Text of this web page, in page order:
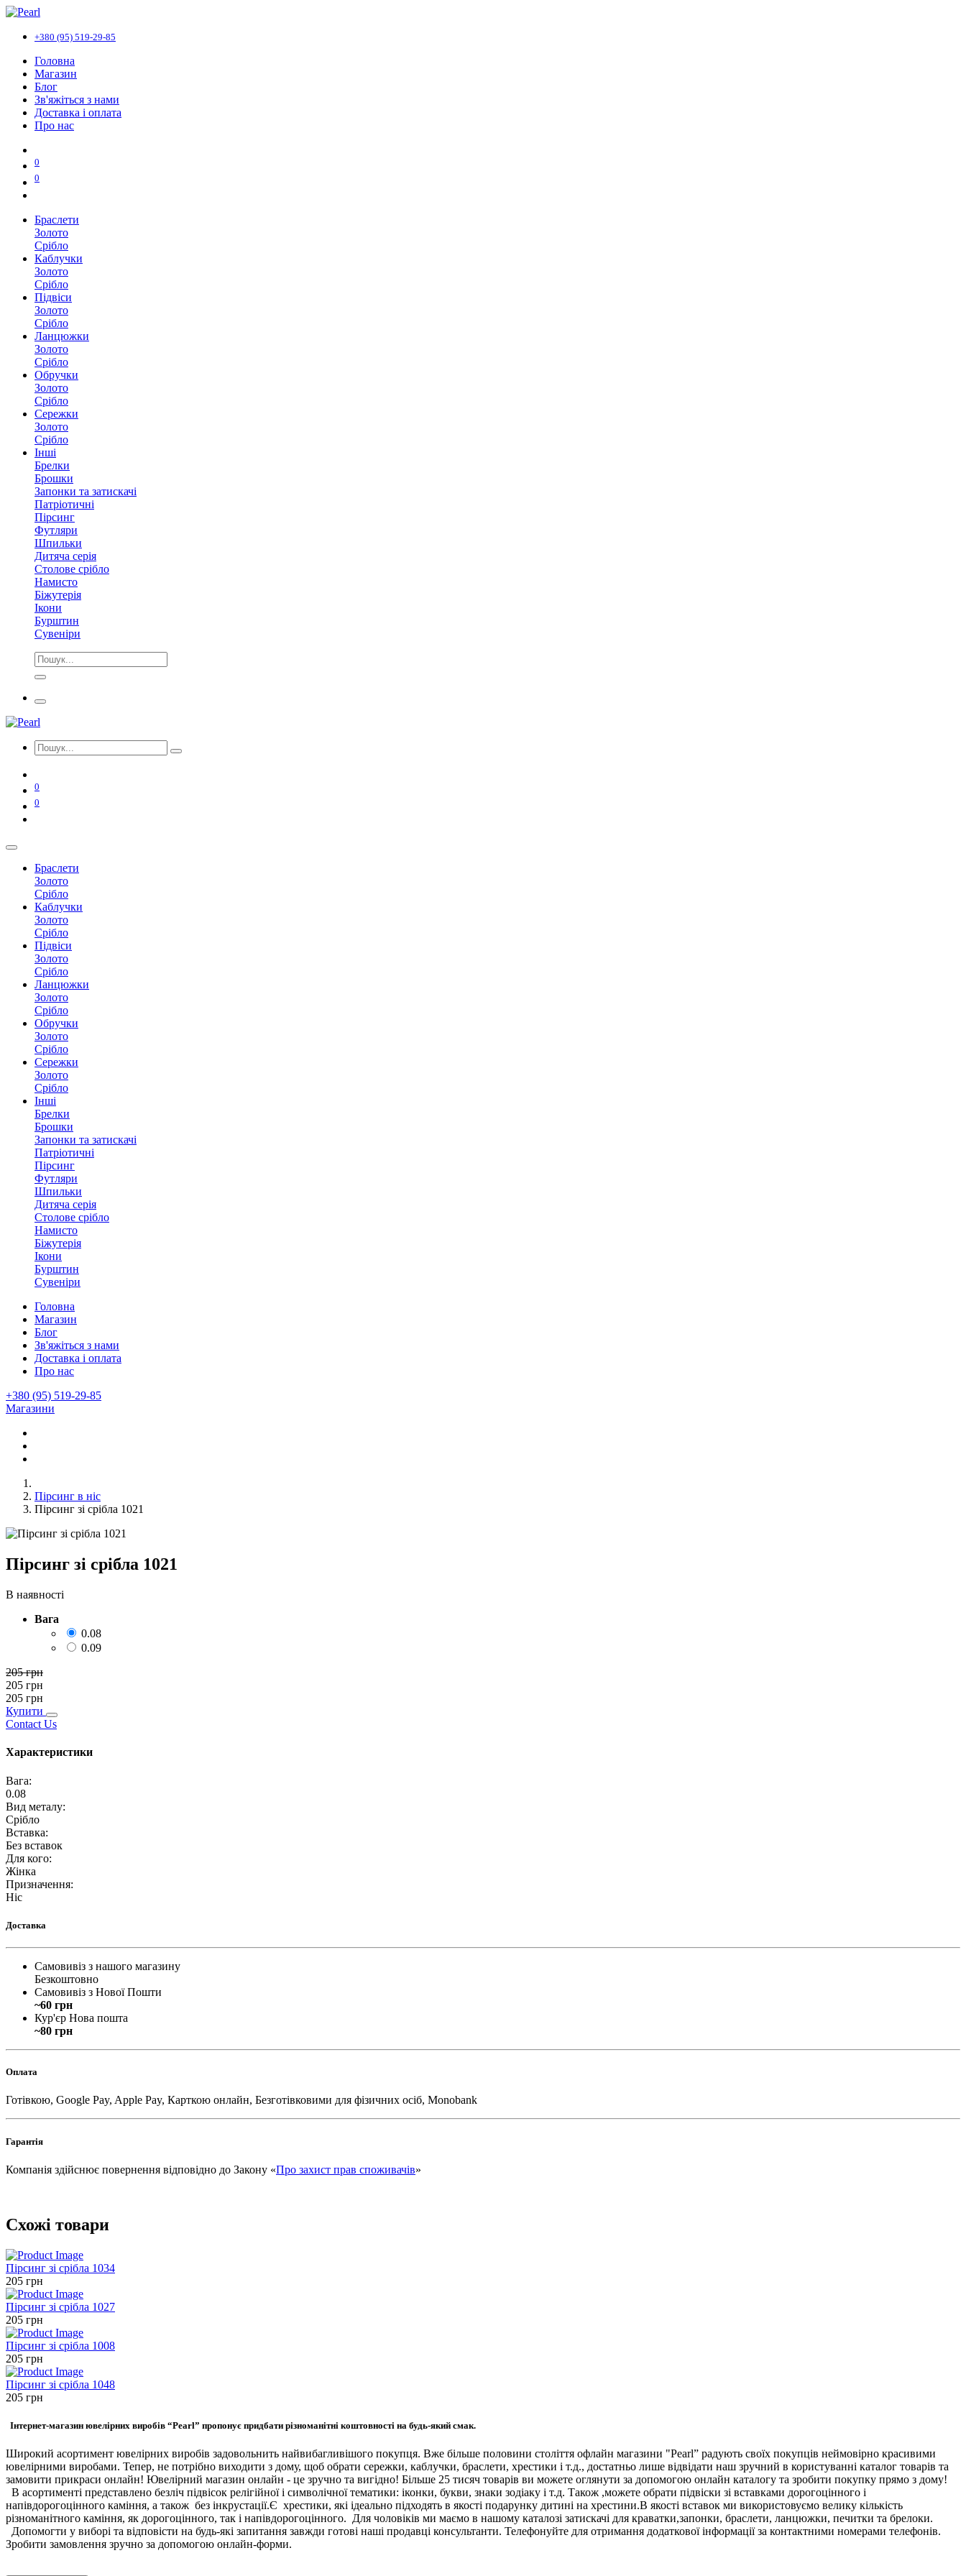
+380 (95) 519-29-85
Головна
Магазин
Блог
Зв'яжіться з нами
Доставка і оплата
Про нас
0
0
Браслети
Золото
Срібло
Каблучки
Золото
Срібло
Підвіси
Золото
Срібло
Ланцюжки
Золото
Срібло
Обручки
Золото
Срібло
Сережки
Золото
Срібло
Інші
Брелки
Брошки
Запонки та затискачі
Патріотичні
Пірсинг
Футляри
Шпильки
Дитяча серія
Столове срібло
Намисто
Біжутерія
Ікони
Бурштин
Сувеніри
0
0
Браслети
Золото
Срібло
Каблучки
Золото
Срібло
Підвіси
Золото
Срібло
Ланцюжки
Золото
Срібло
Обручки
Золото
Срібло
Сережки
Золото
Срібло
Інші
Брелки
Брошки
Запонки та затискачі
Патріотичні
Пірсинг
Футляри
Шпильки
Дитяча серія
Столове срібло
Намисто
Біжутерія
Ікони
Бурштин
Сувеніри
Головна
Магазин
Блог
Зв'яжіться з нами
Доставка і оплата
Про нас
+380 (95) 519-29-85
Магазини
Пірсинг в ніс
Пірсинг зі срібла 1021
Пірсинг зі срібла 1021
В наявності
Вага
0.08
0.09
205грн
205 грн
205 грн
Купити
Contact Us
Характеристики
Вага:
0.08
Вид металу:
Срібло
Вставка:
Без вставок
Для кого:
Жінка
Призначення:
Ніс
Доставка
Самовивіз з нашого магазину
Безкоштовно
Самовивіз з Нової Пошти
~60 грн
Кур'єр Нова пошта
~80 грн
Оплата
Готівкою, Google Pay, Apple Pay, Карткою онлайн, Безготівковими для фізичних осіб, Monobank
Гарантія
Компанія здійснює повернення відповідно до Закону «Про захист прав споживачів»
Схожі товари
Пірсинг зі срібла 1034
205 грн
Пірсинг зі срібла 1027
205 грн
Пірсинг зі срібла 1008
205 грн
Пiрсинг зі срібла 1048
205 грн
Інтернет-магазин ювелірних виробів “Pearl” пропонує придбати різноманітні коштовності на будь-який смак.
Широкий асортимент ювелірних виробів задовольнить найвибагливішого покупця. Вже більше половини століття офлайн магазини "Pearl” радують своїх покупців неймовірно красивими
ювелірними виробами. Тепер, не потрібно виходити з дому, щоб обрати сережки, каблучки, браслети, хрестики і т.д., достатньо лише відвідати наш зручний в користуванні каталог товарів та
замовити прикраси онлайн! Ювелірний магазин онлайн - це зручно та вигідно! Більше 25 тисяч товарів ви можете оглянути за допомогою онлайн каталогу та зробити покупку прямо з дому!
В асортименті представлено безліч підвісок релігійної і символічної тематики: іконки, букви, знаки зодіаку і т.д. Також ,можете обрати підвіски зі вставками дорогоцінного і
напівдорогоцінного каміння, а також без інкрустації.Є хрестики, які ідеально підходять в якості подарунку дитині на хрестини.В якості вставок ми використовуємо велику кількість
різноманітного каміння, як дорогоцінного, так і напівдорогоцінного. Для чоловіків ми маємо в нашому каталозі затискачі для краватки,запонки, браслети, ланцюжки, печитки та брелоки.
Допомогти у виборі та відповісти на будь-які запитання завжди готові наші продавці консультанти. Телефонуйте для отримання додаткової інформації за контактними номерами телефонів.
Зробити замовлення зручно за допомогою онлайн-форми.